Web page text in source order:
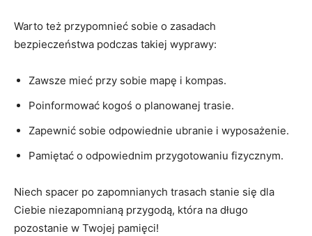
Warto też przypomnieć sobie ⁤o zasadach
bezpieczeństwa podczas takiej wyprawy:
Zawsze mieć przy sobie mapę ‍i kompas.
Poinformować ‌kogoś o planowanej trasie.
Zapewnić sobie‌ odpowiednie ubranie i wyposażenie.
Pamiętać o odpowiednim przygotowaniu fizycznym.
Niech spacer po zapomnianych trasach stanie się dla
Ciebie niezapomnianą przygodą, która na długo
pozostanie w Twojej pamięci!